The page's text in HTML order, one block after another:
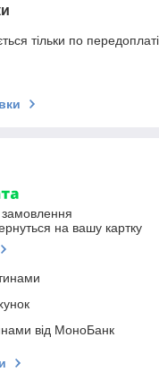
тільки по передоплаті.
на вашу картку
від МоноБанк